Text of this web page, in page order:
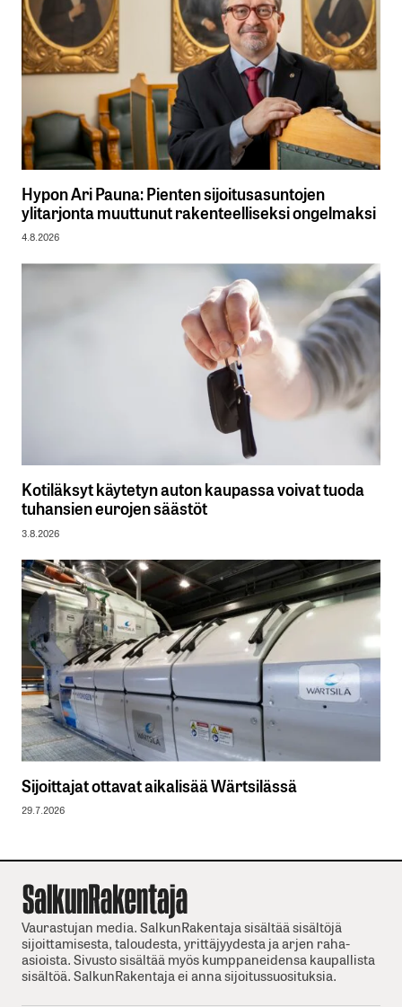
Hypon Ari Pauna: Pienten sijoitusasuntojen
ylitarjonta muuttunut rakenteelliseksi ongelmaksi
4.8.2026
Kotiläksyt käytetyn auton kaupassa voivat tuoda
tuhansien eurojen säästöt
3.8.2026
Sijoittajat ottavat aikalisää Wärtsilässä
29.7.2026
Vaurastujan media. SalkunRakentaja sisältää sisältöjä
sijoittamisesta, taloudesta, yrittäjyydesta ja arjen raha-
asioista. Sivusto sisältää myös kumppaneidensa kaupallista
sisältöä. SalkunRakentaja ei anna sijoitussuosituksia.